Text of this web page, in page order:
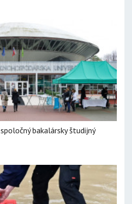
bakalársky študijný